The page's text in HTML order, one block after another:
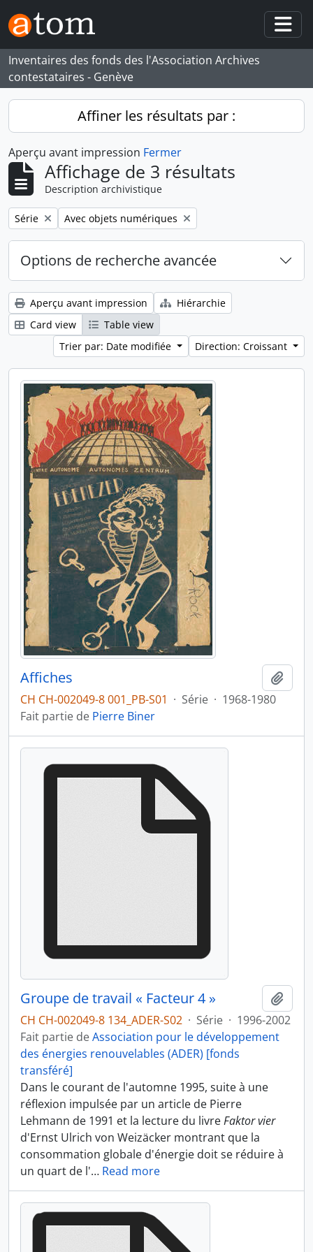
Skip to main content
Inventaires des fonds des l'Association Archives
contestataires - Genève
Affiner les résultats par :
Aperçu avant impression Fermer
Affichage de 3 résultats
Description archivistique
Remove filter:
Série Remove filter:
Avec objets numériques
Options de recherche avancée
Aperçu avant impression
Hiérarchie
Card view
Table view
Trier par: Date modifiée
Direction: Croissant
Affiches
CH CH-002049-8 001_PB-S01 · Série · 1968-1980
Fait partie de Pierre Biner
Groupe de travail « Facteur 4 »
CH CH-002049-8 134_ADER-S02 · Série · 1996-2002
Fait partie deAssociation pour le développement
des énergies renouvelables (ADER) [fonds
transféré]
Dans le courant de l'automne 1995, suite à une
réflexion impulsée par un article de Pierre
Lehmann de 1991 et la lecture du livreFaktor vier
d'Ernst Ulrich von Weizäcker montrant que la
consommation globale d'énergie doit se réduire à
un quart de l'… Read more